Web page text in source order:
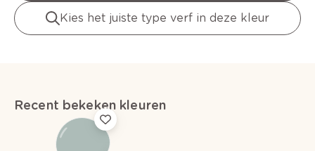
Kies het juiste type verf in deze kleur
Recent bekeken kleuren